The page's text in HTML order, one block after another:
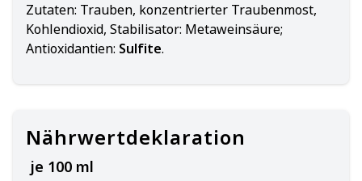
Zutaten: Trauben, konzentrierter Traubenmost,
Kohlendioxid, Stabilisator: Metaweinsäure;
Antioxidantien: Sulfite.
Nährwertdeklaration
je 100 ml